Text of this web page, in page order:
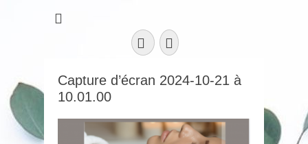
FacebookInstagram
Capture d’écran 2024-10-21 à
10.01.00